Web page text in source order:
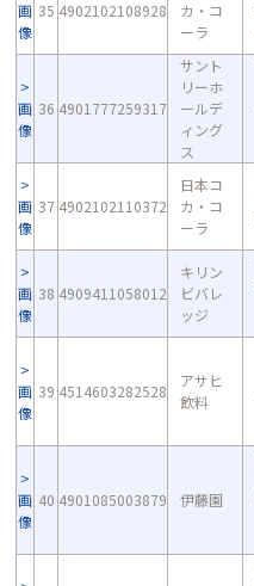
画
像
35 4902102108928
カ・コ
ーラ
画
像
36 4901777259317
サント
リーホ
ールデ
ィング
ス
画
像
37 4902102110372
日本コ
カ・コ
ーラ
画
像
38 4909411058012
キリン
ビバレ
ッジ
画
像
39 4514603282528
アサヒ
飲料
画
像
40 4901085003879 伊藤園